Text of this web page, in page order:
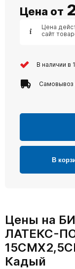
Цена от
Цена
сайт
В наличии в
Самовывоз
В
Цены на
ЛАТЕКС-
Кадый